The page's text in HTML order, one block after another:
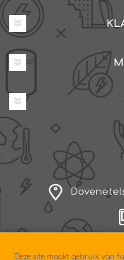
'Deze site maakt gebruik van